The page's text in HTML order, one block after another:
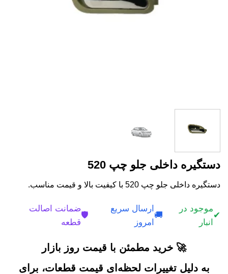
دستگیره داخلی جلو چپ 520
دستگیره داخلی جلو چپ 520 با کیفیت بالا و قیمت مناسب.
✔
موجود در
انبار
🚚
ارسال سریع
امروز
🛡️
ضمانت اصالت
قطعه
🚀 خرید مطمئن با قیمت روز بازار
به دلیل تغییرات لحظه‌ای قیمت قطعات، برای